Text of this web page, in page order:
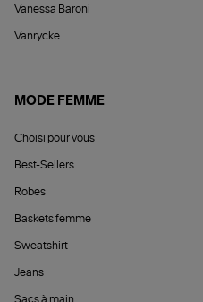
Vanessa Baroni
Vanrycke
MODE FEMME
Choisi pour vous
Best-Sellers
Robes
Baskets femme
Sweatshirt
Jeans
Sacs à main